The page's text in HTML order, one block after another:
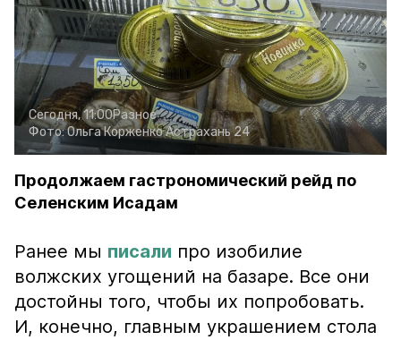
Сегодня, 11:00Разное
Фото:Ольга КорженкоАстрахань 24
Продолжаем гастрономический рейд по
Селенским Исадам
Ранее мы писали про изобилие
волжских угощений на базаре. Все они
достойны того, чтобы их попробовать.
И, конечно, главным украшением стола